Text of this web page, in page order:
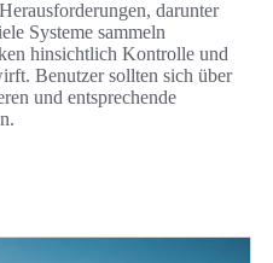
darunter
Systeme sammeln
hinsichtlich Kontrolle und
Benutzer sollten sich über
und entsprechende